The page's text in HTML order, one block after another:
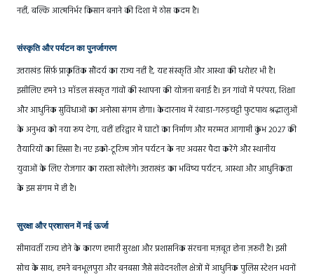
नहीं, बल्कि आत्मनिर्भर किसान बनाने की दिशा में ठोस कदम है।
संस्कृति और पर्यटन का पुनर्जागरण
उत्तराखंड सिर्फ़ प्राकृतिक सौंदर्य का राज्य नहीं है, यह संस्कृति और आस्था की धरोहर भी है।
इसीलिए हमने 13 मॉडल संस्कृत गांवों की स्थापना की योजना बनाई है। इन गांवों में परंपरा, शिक्षा
और आधुनिक सुविधाओं का अनोखा संगम होगा। केदारनाथ में रंबाडा-गरुड़चट्टी फुटपाथ श्रद्धालुओं
के अनुभव को नया रूप देगा, वहीं हरिद्वार में घाटों का निर्माण और मरम्मत आगामी कुंभ 2027 की
तैयारियों का हिस्सा है। नए इको-टूरिज्म जोन पर्यटन के नए अवसर पैदा करेंगे और स्थानीय
युवाओं के लिए रोजगार का रास्ता खोलेंगे। उत्तराखंड का भविष्य पर्यटन, आस्था और आधुनिकता
के इस संगम में ही है।
सुरक्षा और प्रशासन में नई ऊर्जा
सीमावर्ती राज्य होने के कारण हमारी सुरक्षा और प्रशासनिक संरचना मज़बूत होना ज़रूरी है। इसी
सोच के साथ, हमने बनभूलपुरा और बनबसा जैसे संवेदनशील क्षेत्रों में आधुनिक पुलिस स्टेशन भवनों